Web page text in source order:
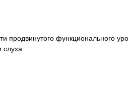
функционального